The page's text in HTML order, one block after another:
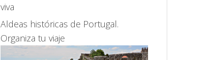
Aldeas históricas de Portugal.
Organiza tu viaje